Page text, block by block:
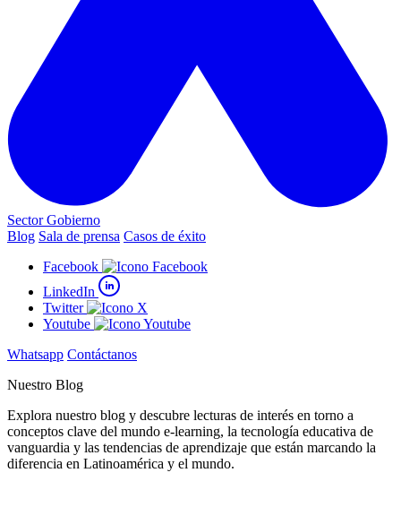
Sector Gobierno
Blog Sala de prensa Casos de éxito
Facebook
LinkedIn
Twitter
Youtube
Whatsapp Contáctanos
Nuestro Blog
Explora nuestro blog y descubre lecturas de interés en torno a
conceptos clave del mundo e-learning, la tecnología educativa de
vanguardia y las tendencias de aprendizaje que están marcando la
diferencia en Latinoamérica y el mundo.